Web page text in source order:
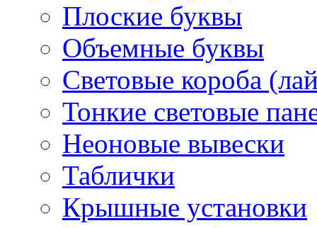
Плоские буквы
Объемные буквы
Световые короба
Тонкие световые
Неоновые вывески
Таблички
Крышные установки